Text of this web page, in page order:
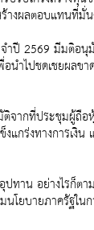
างผลตอบแทนที่มั่
ำปี 2569 มีมติอ
นำไปชดเชยผลข
จากที่ประชุมผู้ถื
กร่งทางการเงิน
าน อย่างไรก็ตา
โยบายภาครัฐใ